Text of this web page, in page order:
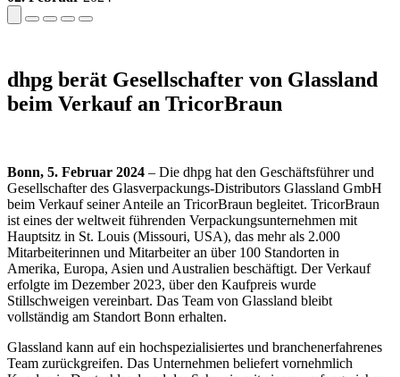
dhpg berät Gesellschafter von Glassland
beim Verkauf an TricorBraun
Bonn, 5. Februar 2024 – Die dhpg hat den Geschäftsführer und
Gesellschafter des Glasverpackungs-Distributors Glassland GmbH
beim Verkauf seiner Anteile an TricorBraun begleitet. TricorBraun
ist eines der weltweit führenden Verpackungsunternehmen mit
Hauptsitz in St. Louis (Missouri, USA), das mehr als 2.000
Mitarbeiterinnen und Mitarbeiter an über 100 Standorten in
Amerika, Europa, Asien und Australien beschäftigt. Der Verkauf
erfolgte im Dezember 2023, über den Kaufpreis wurde
Stillschweigen vereinbart. Das Team von Glassland bleibt
vollständig am Standort Bonn erhalten.
Glassland kann auf ein hochspezialisiertes und branchenerfahrenes
Team zurückgreifen. Das Unternehmen beliefert vornehmlich